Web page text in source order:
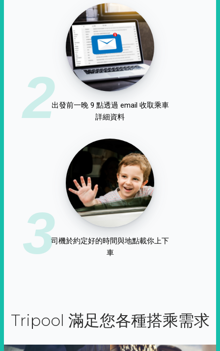
2出發前一晚 9 點透過 email 收取乘車
詳細資料
3司機於約定好的時間與地點載你上下
車
Tripool 滿足您各種搭乘需求